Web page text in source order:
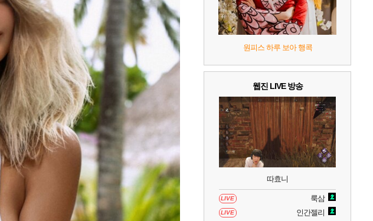
10 레고 배트맨: 레거시 오브 더 다크 나이트
원피스 하루 보아 행콕
웹진 LIVE 방송
따효니
LIVE 룩삼
LIVE 인간젤리